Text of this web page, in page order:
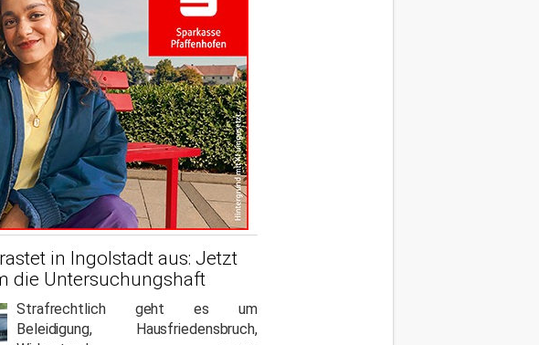
in Ingolstadt aus: Jetzt
die Untersuchungshaft
Strafrechtlich geht es um
Beleidigung, Hausfriedensbruch,